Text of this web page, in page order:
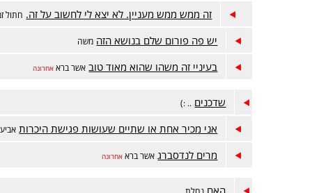
זה ממש ממש מעניין. לא יצא לי לחשוב על זה. חתול
יש פה פורום שלם בנושא הזה משה
בעיניי זה משהו שהוא מאוד טוב אשר ברא אחרונה
שדכנים .. :)
אני מכיר אחת או שתיים שעושות פגישת היכרות
מרים לנדסברג אשר ברא אחרונה
האם